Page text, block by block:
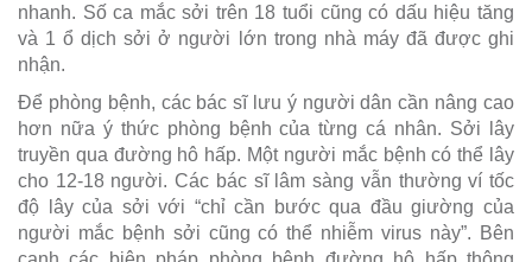
nhanh. Số ca mắc sởi trên 18 tuổi cũng có dấu hiệu tăng
và 1 ổ dịch sởi ở người lớn trong nhà máy đã được ghi
nhận.
Để phòng bệnh, các bác sĩ lưu ý người dân cần nâng cao
hơn nữa ý thức phòng bệnh của từng cá nhân. Sởi lây
truyền qua đường hô hấp. Một người mắc bệnh có thể lây
cho 12-18 người. Các bác sĩ lâm sàng vẫn thường ví tốc
độ lây của sởi với “chỉ cần bước qua đầu giường của
người mắc bệnh sởi cũng có thể nhiễm virus này”. Bên